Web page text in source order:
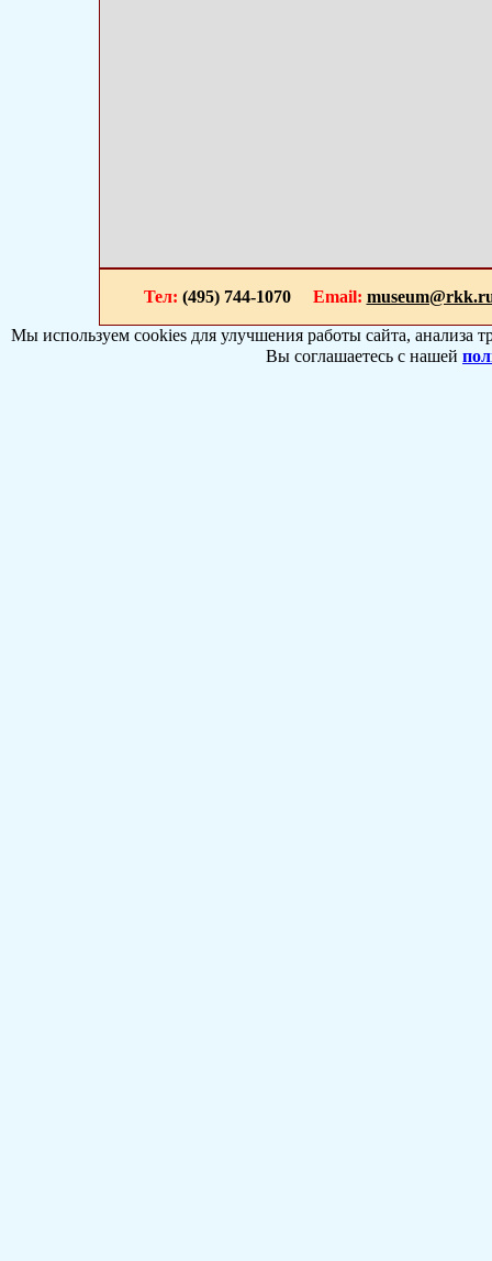
Тел: (495) 744-1070 Email:
Мы используем cookies для улучшения работы сайта, анализа
Вы соглашаетесь с нашей